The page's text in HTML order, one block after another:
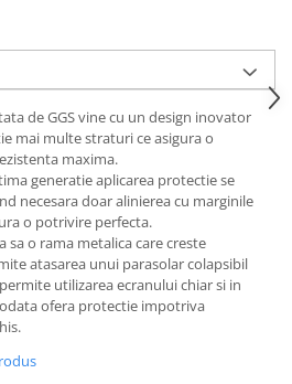
de GGS vine cu un design inovator
mai multe straturi ce asigura o
maxima.
generatie aplicarea protectie se
necesara doar alinierea cu marginile
o potrivire perfecta.
sa o rama metalica care creste
atasarea unui parasolar colapsibil
utilizarea ecranului chiar si in
ofera protectie impotriva